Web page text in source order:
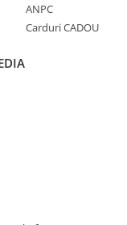
ANPC
Carduri CADOU